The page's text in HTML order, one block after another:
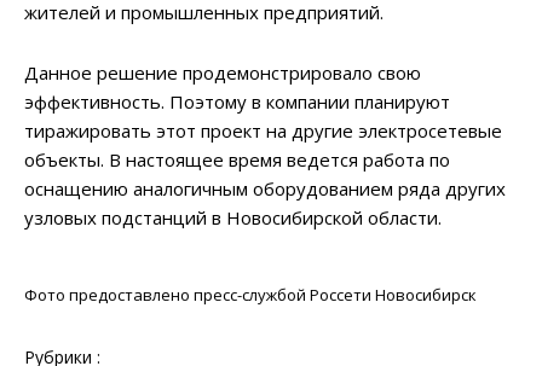
жителей и промышленных предприятий.
Данное решение продемонстрировало свою
эффективность. Поэтому в компании планируют
тиражировать этот проект на другие электросетевые
объекты. В настоящее время ведется работа по
оснащению аналогичным оборудованием ряда других
узловых подстанций в Новосибирской области.
Фото предоставлено пресс-службой Россети Новосибирск
Рубрики :